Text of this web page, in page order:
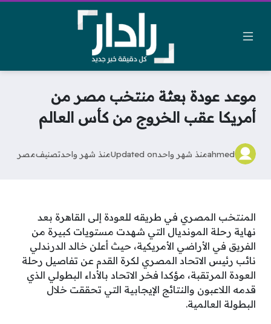
موعد عودة بعثة منتخب مصر من
أمريكا عقب الخروج من كأس العالم
ahmedمنذ شهر واحدUpdated onمنذ شهر واحدتصنيفمصر
المنتخب المصري في طريقه للعودة إلى القاهرة بعد
نهاية رحلة المونديال التي شهدت مستويات كبيرة من
الفريق في الأراضي الأمريكية، حيث أعلن خالد الدرندلي
نائب رئيس الاتحاد المصري لكرة القدم عن تفاصيل رحلة
العودة المرتقبة، مؤكدا فخر الاتحاد بالأداء البطولي الذي
قدمه اللاعبون والنتائج الإيجابية التي تحققت خلال
البطولة العالمية.